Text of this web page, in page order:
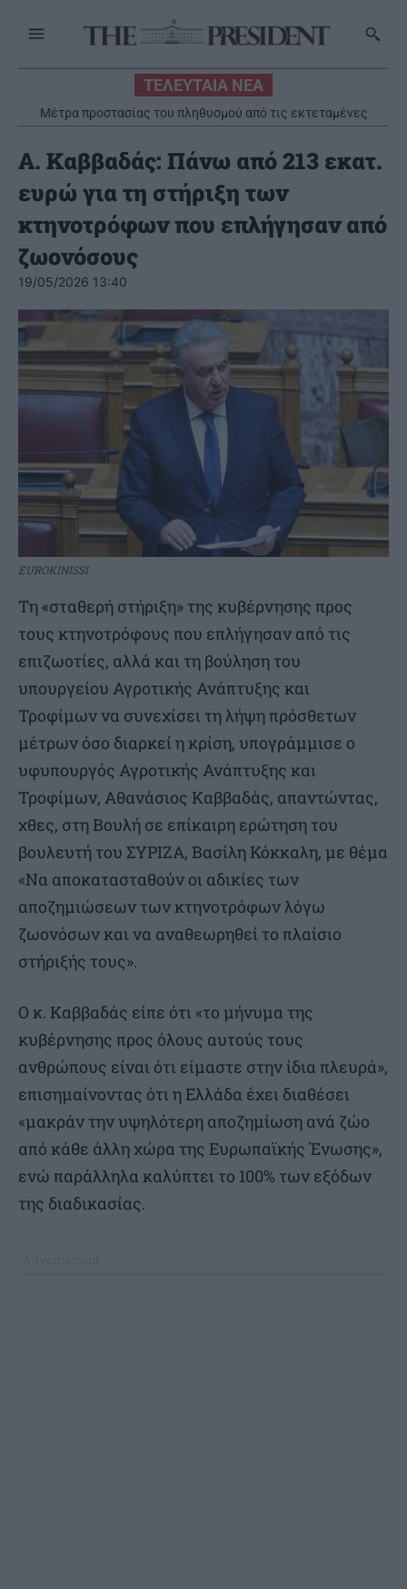
ΤΕΛΕΥΤΑΙΑ ΝΕΑ
Μέτρα προστασίας του πληθυσμού από τις εκτεταμένες
πυρκαγιές
Α. Καββαδάς: Πάνω από 213 εκατ.
ευρώ για τη στήριξη των
κτηνοτρόφων που επλήγησαν από
ζωονόσους
19/05/2026 13:40
EUROKINISSI
Τη «σταθερή στήριξη» της κυβέρνησης προς
τους κτηνοτρόφους που επλήγησαν από τις
επιζωοτίες, αλλά και τη βούληση του
υπουργείου Αγροτικής Ανάπτυξης και
Τροφίμων να συνεχίσει τη λήψη πρόσθετων
μέτρων όσο διαρκεί η κρίση, υπογράμμισε ο
υφυπουργός Αγροτικής Ανάπτυξης και
Τροφίμων, Αθανάσιος Καββαδάς, απαντώντας,
χθες, στη Βουλή σε επίκαιρη ερώτηση του
βουλευτή του ΣΥΡΙΖΑ, Βασίλη Κόκκαλη, με θέμα
«Να αποκατασταθούν οι αδικίες των
αποζημιώσεων των κτηνοτρόφων λόγω
ζωονόσων και να αναθεωρηθεί το πλαίσιο
στήριξής τους».
Ο κ. Καββαδάς είπε ότι «το μήνυμα της
κυβέρνησης προς όλους αυτούς τους
ανθρώπους είναι ότι είμαστε στην ίδια πλευρά»,
επισημαίνοντας ότι η Ελλάδα έχει διαθέσει
«μακράν την υψηλότερη αποζημίωση ανά ζώο
από κάθε άλλη χώρα της Ευρωπαϊκής Ένωσης»,
ενώ παράλληλα καλύπτει το 100% των εξόδων
της διαδικασίας.